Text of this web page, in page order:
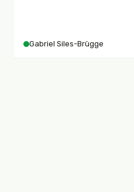
Gabriel Siles-Brügge